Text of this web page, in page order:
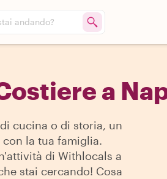
andando?
a
cucina o di storia, un
la tua famiglia.
di Withlocals a
stai cercando! Cosa